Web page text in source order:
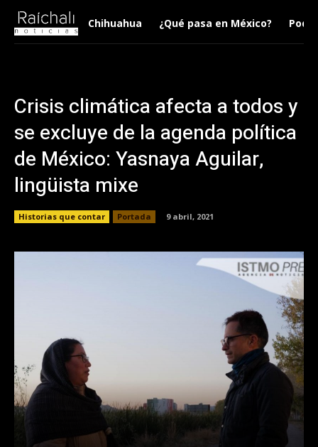
Chihuahua ¿Qué pasa en México?
Crisis climática afecta a todos y
se excluye de la agenda política
de México: Yasnaya Aguilar,
lingüista mixe
Historias que contar Portada 9 abril, 2021